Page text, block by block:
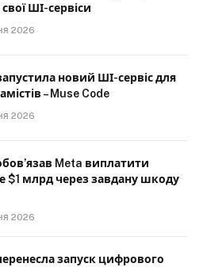
свої ШІ-сервіси
2026
новий ШІ-сервіс для
– Muse Code
2026
Meta виплатити
$1 млрд через завдану шкоду
2026
запуск цифрового